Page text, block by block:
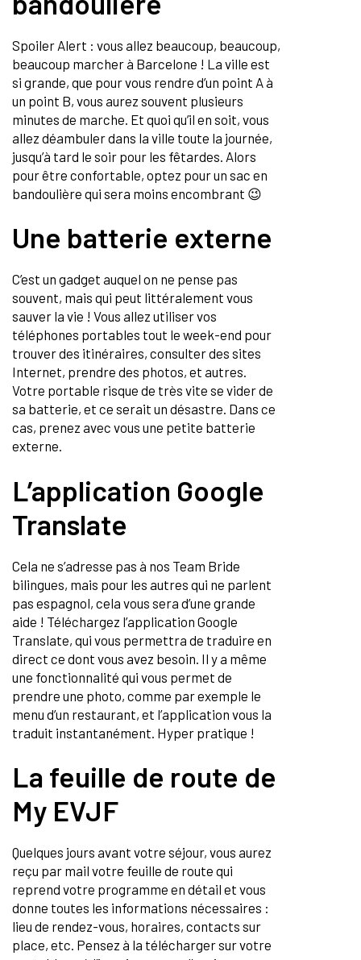
Spoiler Alert : vous allez beaucoup, beaucoup,
beaucoup marcher à Barcelone ! La ville est
si grande, que pour vous rendre d’un point A à
un point B, vous aurez souvent plusieurs
minutes de marche. Et quoi qu’il en soit, vous
allez déambuler dans la ville toute la journée,
jusqu’à tard le soir pour les fêtardes. Alors
pour être confortable, optez pour un sac en
bandoulière qui sera moins encombrant 😉
Une batterie externe
C’est un gadget auquel on ne pense pas
souvent, mais qui peut littéralement vous
sauver la vie ! Vous allez utiliser vos
téléphones portables tout le week-end pour
trouver des itinéraires, consulter des sites
Internet, prendre des photos, et autres.
Votre portable risque de très vite se vider de
sa batterie, et ce serait un désastre. Dans ce
cas, prenez avec vous une petite batterie
externe.
L’application Google
Translate
Cela ne s’adresse pas à nos Team Bride
bilingues, mais pour les autres qui ne parlent
pas espagnol, cela vous sera d’une grande
aide ! Téléchargez l’application Google
Translate, qui vous permettra de traduire en
direct ce dont vous avez besoin. Il y a même
une fonctionnalité qui vous permet de
prendre une photo, comme par exemple le
menu d’un restaurant, et l’application vous la
traduit instantanément. Hyper pratique !
La feuille de route de
My EVJF
Quelques jours avant votre séjour, vous aurez
reçu par mail votre feuille de route qui
reprend votre programme en détail et vous
donne toutes les informations nécessaires :
lieu de rendez-vous, horaires, contacts sur
place, etc. Pensez à la télécharger sur votre